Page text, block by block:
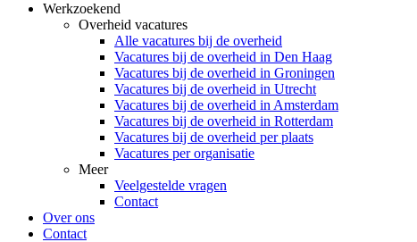
Werkzoekend
Overheid vacatures
Alle vacatures bij de overheid
Vacatures bij de overheid in Den Haag
Vacatures bij de overheid in Groningen
Vacatures bij de overheid in Utrecht
Vacatures bij de overheid in Amsterdam
Vacatures bij de overheid in Rotterdam
Vacatures bij de overheid per plaats
Vacatures per organisatie
Meer
Veelgestelde vragen
Contact
Over ons
Contact